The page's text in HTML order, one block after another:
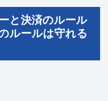
と決済のルール
ルールは守れる